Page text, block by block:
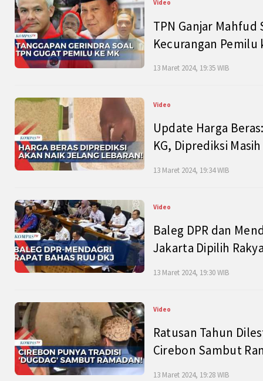
Video
TPN Ganjar Mahfud
Kecurangan Pemilu
13 Maret 2024, 19:35 WIB
Video
Update Harga
KG, Diprediksi
13 Maret 2024, 19:34 WIB
Video
Baleg DPR dan
Jakarta Dipilih
13 Maret 2024, 19:30 WIB
Video
Ratusan Tahun
Cirebon Sambut
13 Maret 2024, 19:28 WIB